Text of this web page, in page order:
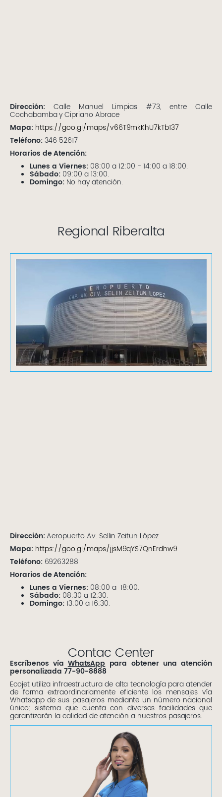
Dirección:Calle Manuel Limpias #73, entre Calle
Cochabamba y Cipriano Abrace
Mapa: https://goo.gl/maps/v66T9mkKhU7kTb137
Teléfono:346 52617
Horarios de Atención:
Lunes a Viernes: 08:00 a 12:00 - 14:00 a 18:00.
Sábado: 09:00 a 13:00.
Domingo: No hay atención.
Regional Riberalta
Dirección:Aeropuerto Av. Sellin Zeitun López
Mapa: https://goo.gl/maps/jjsM9qYS7QnErdhw9
Teléfono:69263288
Horarios de Atención:
Lunes a Viernes: 08:00 a 18:00.
Sábado: 08:30 a 12:30.
Domingo:13:00 a 16:30.
Contac Center
Escríbenos víaWhatsApppara obtener una atención
personalizada 77-90-8888
Ecojet utiliza infraestructura de alta tecnología para atender
de forma extraordinariamente eficiente los mensajes vía
Whatsapp de sus pasajeros mediante un número nacional
único; sistema que cuenta con diversas facilidades que
garantizarán la calidad de atención a nuestros pasajeros.